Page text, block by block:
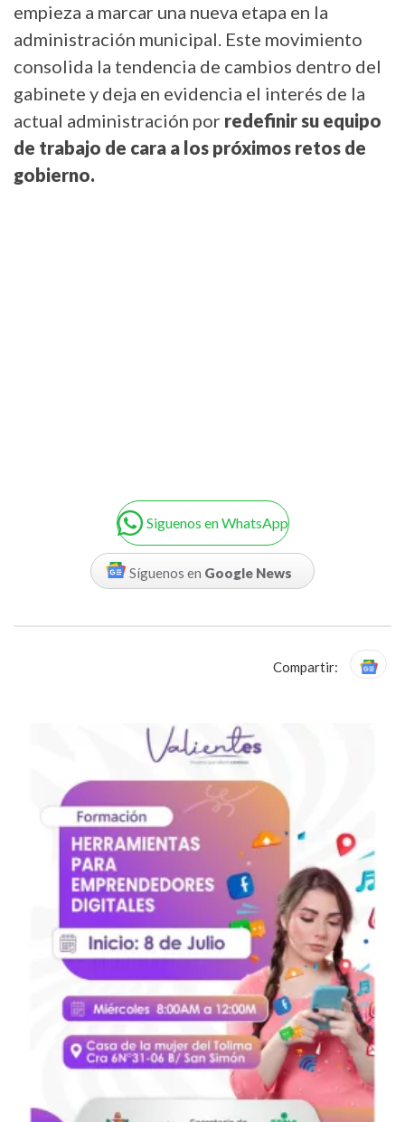
empieza a marcar una nueva etapa en la
administración municipal. Este movimiento
consolida la tendencia de cambios dentro del
gabinete y deja en evidencia el interés de la
actual administración por redefinir su equipo
de trabajo de cara a los próximos retos de
gobierno.
Siguenos en WhatsApp
Síguenos en Google News
Compartir: